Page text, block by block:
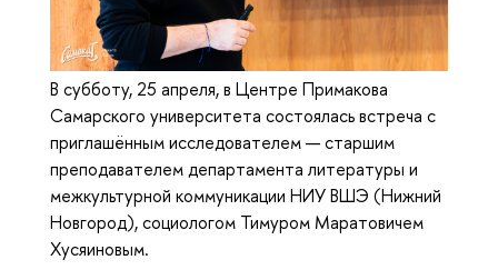
В субботу, 25 апреля, в Центре Примакова
Самарского университета состоялась встреча с
приглашённым исследователем — старшим
преподавателем департамента литературы и
межкультурной коммуникации НИУ ВШЭ (Нижний
Новгород), социологом Тимуром Маратовичем
Хусяиновым.